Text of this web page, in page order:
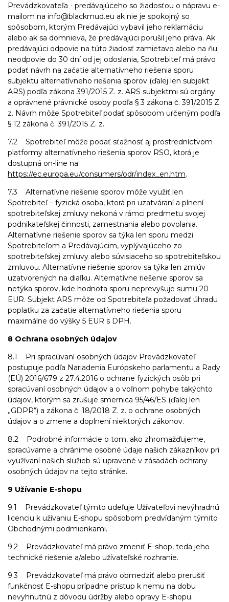
Prevádzkovateľa - predávajúceho so žiadosťou o nápravu e-
mailom na info@blackmud.eu ak nie je spokojný so
spôsobom, ktorým Predávajúci vybavil jeho reklamáciu
alebo ak sa domnieva, že predávajúci porušil jeho práva. Ak
predávajúci odpovie na túto žiadosť zamietavo alebo na ňu
neodpovie do 30 dní od jej odoslania, Spotrebiteľ má právo
podať návrh na začatie alternatívneho riešenia sporu
subjektu alternatívneho riešenia sporov (ďalej len subjekt
ARS) podľa zákona 391/2015 Z. z. ARS subjektmi sú orgány
a oprávnené právnické osoby podľa § 3 zákona č. 391/2015 Z.
z. Návrh môže Spotrebiteľ podať spôsobom určeným podľa
§ 12 zákona č. 391/2015 Z. z.
7.2 Spotrebiteľ môže podať sťažnosť aj prostredníctvom
platformy alternatívneho riešenia sporov RSO, ktorá je
dostupná on-line na:
https://ec.europa.eu/consumers/odr/index_en.htm.
7.3 Alternatívne riešenie sporov môže využiť len
Spotrebiteľ – fyzická osoba, ktorá pri uzatváraní a plnení
spotrebiteľskej zmluvy nekoná v rámci predmetu svojej
podnikateľskej činnosti, zamestnania alebo povolania.
Alternatívne riešenie sporov sa týka len sporu medzi
Spotrebiteľom a Predávajúcim, vyplývajúceho zo
spotrebiteľskej zmluvy alebo súvisiaceho so spotrebiteľskou
zmluvou. Alternatívne riešenie sporov sa týka len zmlúv
uzatvorených na diaľku. Alternatívne riešenie sporov sa
netýka sporov, kde hodnota sporu neprevyšuje sumu 20
EUR. Subjekt ARS môže od Spotrebiteľa požadovať úhradu
poplatku za začatie alternatívneho riešenia sporu
maximálne do výšky 5 EUR s DPH.
8 Ochrana osobných údajov
8.1 Pri spracúvaní osobných údajov Prevádzkovateľ
postupuje podľa Nariadenia Európskeho parlamentu a Rady
(EÚ) 2016/679 z 27.4.2016 o ochrane fyzických osôb pri
spracúvaní osobných údajov a o voľnom pohybe takýchto
údajov, ktorým sa zrušuje smernica 95/46/ES (ďalej len
„GDPR“) a zákona č. 18/2018 Z. z. o ochrane osobných
údajov a o zmene a doplnení niektorých zákonov.
8.2 Podrobné informácie o tom, ako zhromažďujeme,
spracúvame a chránime osobné údaje našich zákazníkov pri
využívaní našich služieb sú upravené v zásadách ochrany
osobných údajov na tejto stránke.
9 Užívanie E-shopu
9.1 Prevádzkovateľ týmto udeľuje Užívateľovi nevýhradnú
licenciu k užívaniu E-shopu spôsobom predvídaným týmito
Obchodnými podmienkami.
9.2 Prevádzkovateľ má právo zmeniť E-shop, teda jeho
technické riešenie a/alebo užívateľské rozhranie.
9.3 Prevádzkovateľ má právo obmedziť alebo prerušiť
funkčnosť E-shopu prípadne prístup k nemu na dobu
nevyhnutnú z dôvodu údržby alebo opravy E-shopu.